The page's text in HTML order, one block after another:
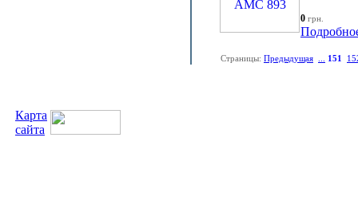
0 грн.
Страницы: Предыдущая 151
Карта
сайта